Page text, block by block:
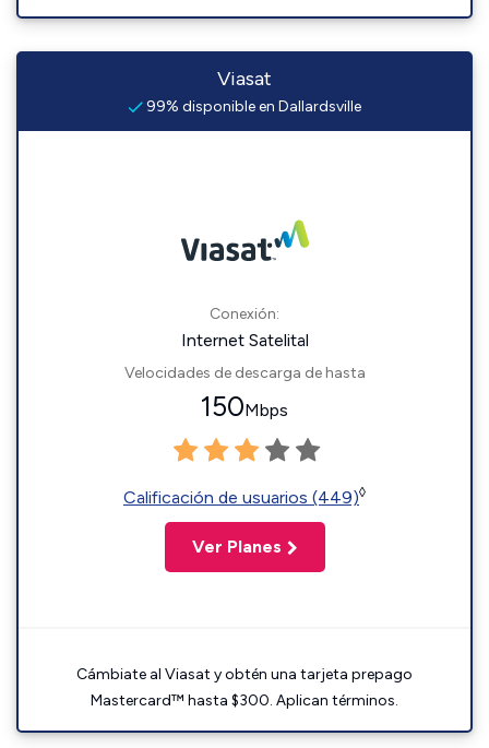
Viasat
99% disponible en Dallardsville
Conexión:
Internet Satelital
Velocidades de descarga de hasta
150Mbps
Calificación de usuarios (449)◊
Ver Planes
Cámbiate al Viasat y obtén una tarjeta prepago
Mastercard™ hasta $300. Aplican términos.